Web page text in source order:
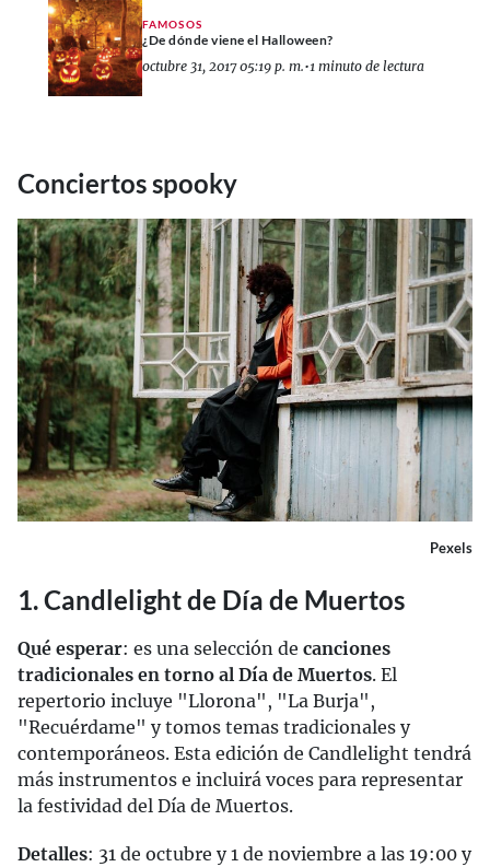
FAMOSOS
¿De dónde viene el Halloween?
octubre 31, 2017 05:19 p. m.•1 minuto de lectura
Conciertos spooky
Pexels
1. Candlelight de Día de Muertos
Qué esperar: es una selección de canciones
tradicionales en torno al Día de Muertos. El
repertorio incluye "Llorona", "La Burja",
"Recuérdame" y tomos temas tradicionales y
contemporáneos. Esta edición de Candlelight tendrá
más instrumentos e incluirá voces para representar
la festividad del Día de Muertos.
Detalles: 31 de octubre y 1 de noviembre a las 19:00 y